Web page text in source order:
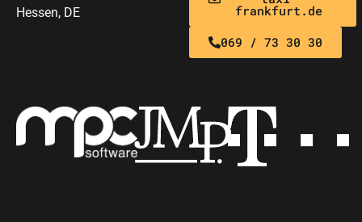
Hessen, DE
frankfurt.de
069 / 73 30 30